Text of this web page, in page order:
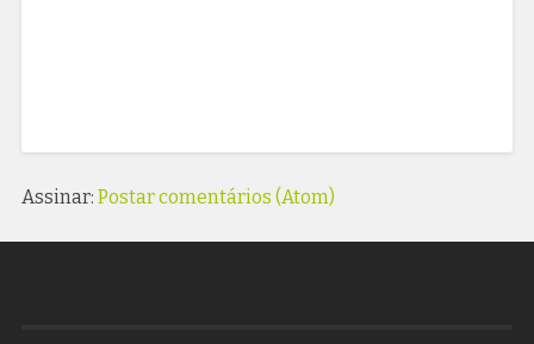
Assinar: Postar comentários (Atom)